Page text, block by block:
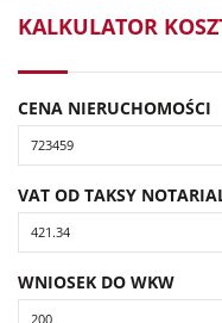
KALKULATOR
CENA NIERUCHOMOŚCI
VAT OD TAKSY
WNIOSEK DO WKW